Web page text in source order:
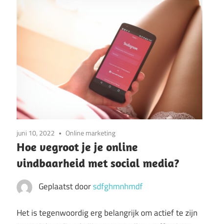
juni 10, 2022 Online marketing
Hoe vegroot je je online
vindbaarheid met social media?
Geplaatst doorsdfghmnhmdf
Het is tegenwoordig erg belangrijk om actief te zijn